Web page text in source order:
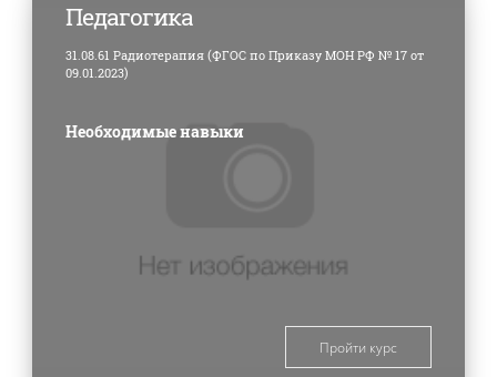
Педагогика
31.08.61 Радиотерапия (ФГОС по Приказу МОН РФ № 17 от
09.01.2023)
Необходимые навыки
Пройти курс